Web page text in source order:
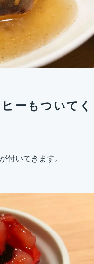
ーもついてく
付いてきます。